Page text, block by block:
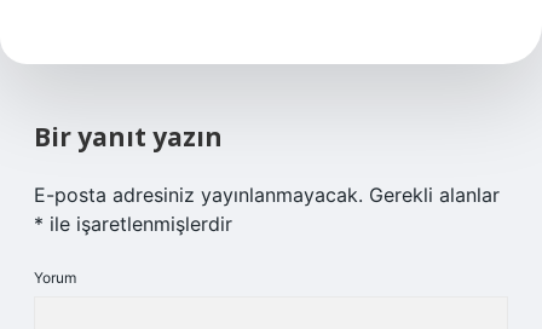
Bir yanıt yazın
E-posta adresiniz yayınlanmayacak. Gerekli alanlar
* ile işaretlenmişlerdir
Yorum